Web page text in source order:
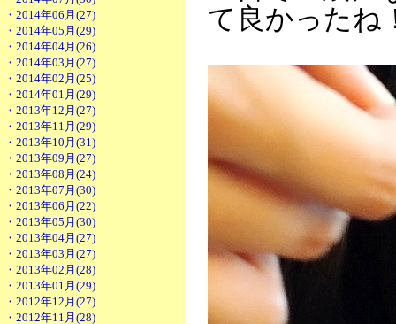
・2014年06月(27)
・2014年05月(29)
・2014年04月(26)
・2014年03月(27)
・2014年02月(25)
・2014年01月(29)
・2013年12月(27)
・2013年11月(29)
・2013年10月(31)
・2013年09月(27)
・2013年08月(24)
・2013年07月(30)
・2013年06月(22)
・2013年05月(30)
・2013年04月(27)
・2013年03月(27)
・2013年02月(28)
・2013年01月(29)
・2012年12月(27)
・2012年11月(28)
て良かったね